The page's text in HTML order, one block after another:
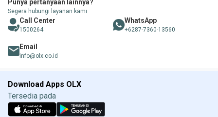
Punya pertanyaan lainnya?
Segera hubungi layanan kami
Call Center
1500264
WhatsApp
+6287-7360-13560
Email
info@olx.co.id
Download Apps OLX
Tersedia pada